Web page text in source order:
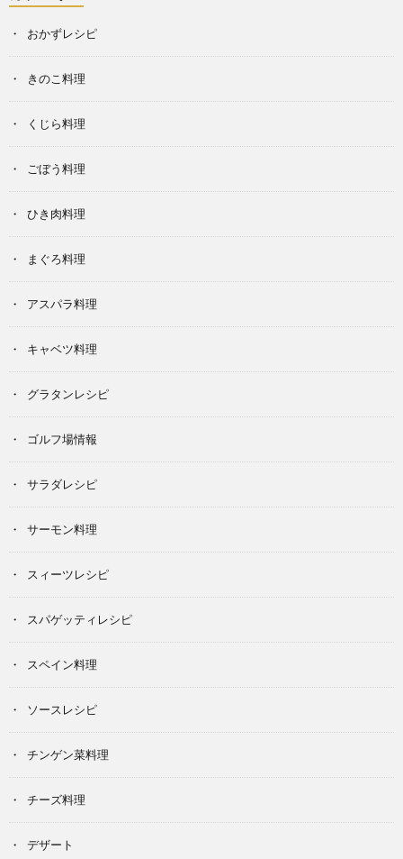
おかずレシピ
きのこ料理
くじら料理
ごぼう料理
ひき肉料理
まぐろ料理
アスパラ料理
キャベツ料理
グラタンレシピ
ゴルフ場情報
サラダレシピ
サーモン料理
スィーツレシピ
スパゲッティレシピ
スペイン料理
ソースレシピ
チンゲン菜料理
チーズ料理
デザート